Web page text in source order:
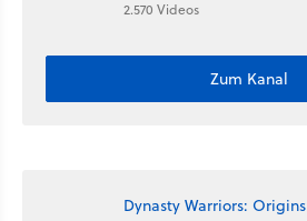
2.570 Videos
Zum Kanal
Dynasty Warriors: Origins